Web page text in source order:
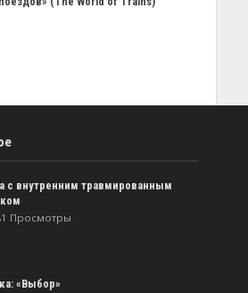
с внутренним травмированным
Просмотры
«Выбор»